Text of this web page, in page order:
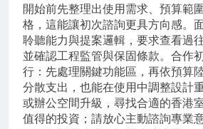
開始前先整理出使用需求、預算範
格，這能讓初次諮詢更具方向感。
聆聽能力與提案邏輯，要求查看過
並確認工程監管與保固條款。合作
行：先處理關鍵功能區，再依預算
分散支出，也能在使用中調整設計
或辦公空間升級，尋找合適的香港
值得的投資；請放心主動諮詢專業